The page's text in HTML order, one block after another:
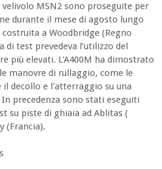
MSN2 sono proseguite per
durante il mese di agosto lungo
a Woodbridge (Regno
di test prevedeva l’utilizzo del
più elevati. L'A400M ha dimostrato
manovre di rullaggio, come le
il decollo e l'atterraggio su una
precedenza sono stati eseguiti
su piste di ghiaia ad Ablitas (
(Francia).